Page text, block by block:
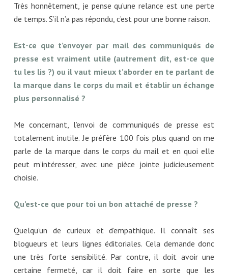
Très honnêtement, je pense qu’une relance est une perte
de temps. S’il n’a pas répondu, c’est pour une bonne raison.
Est-ce que t’envoyer par mail des communiqués de
presse est vraiment utile (autrement dit, est-ce que
tu les lis ?) ou il vaut mieux t’aborder en te parlant de
la marque dans le corps du mail et établir un échange
plus personnalisé ?
Me concernant, l’envoi de communiqués de presse est
totalement inutile. Je préfère 100 fois plus quand on me
parle de la marque dans le corps du mail et en quoi elle
peut m’intéresser, avec une pièce jointe judicieusement
choisie.
Qu’est-ce que pour toi un bon attaché de presse ?
Quelqu’un de curieux et d’empathique. Il connaît ses
blogueurs et leurs lignes éditoriales. Cela demande donc
une très forte sensibilité. Par contre, il doit avoir une
certaine fermeté, car il doit faire en sorte que les